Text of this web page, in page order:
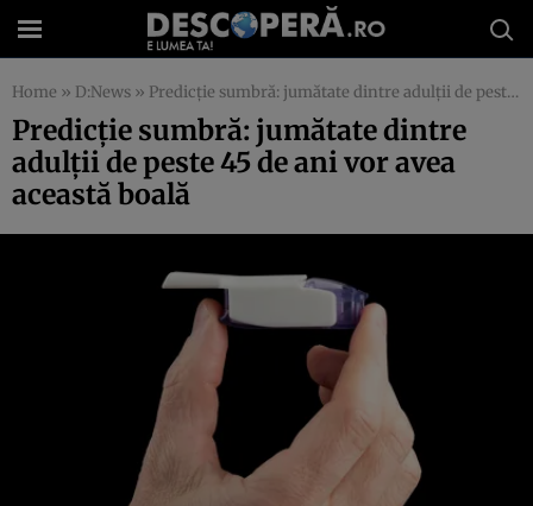
Home » D:News » Predicţie sumbră: jumătate dintre adulţii de peste 45 de ani vor avea această boală
Predicţie sumbră: jumătate dintre
adulţii de peste 45 de ani vor avea
această boală